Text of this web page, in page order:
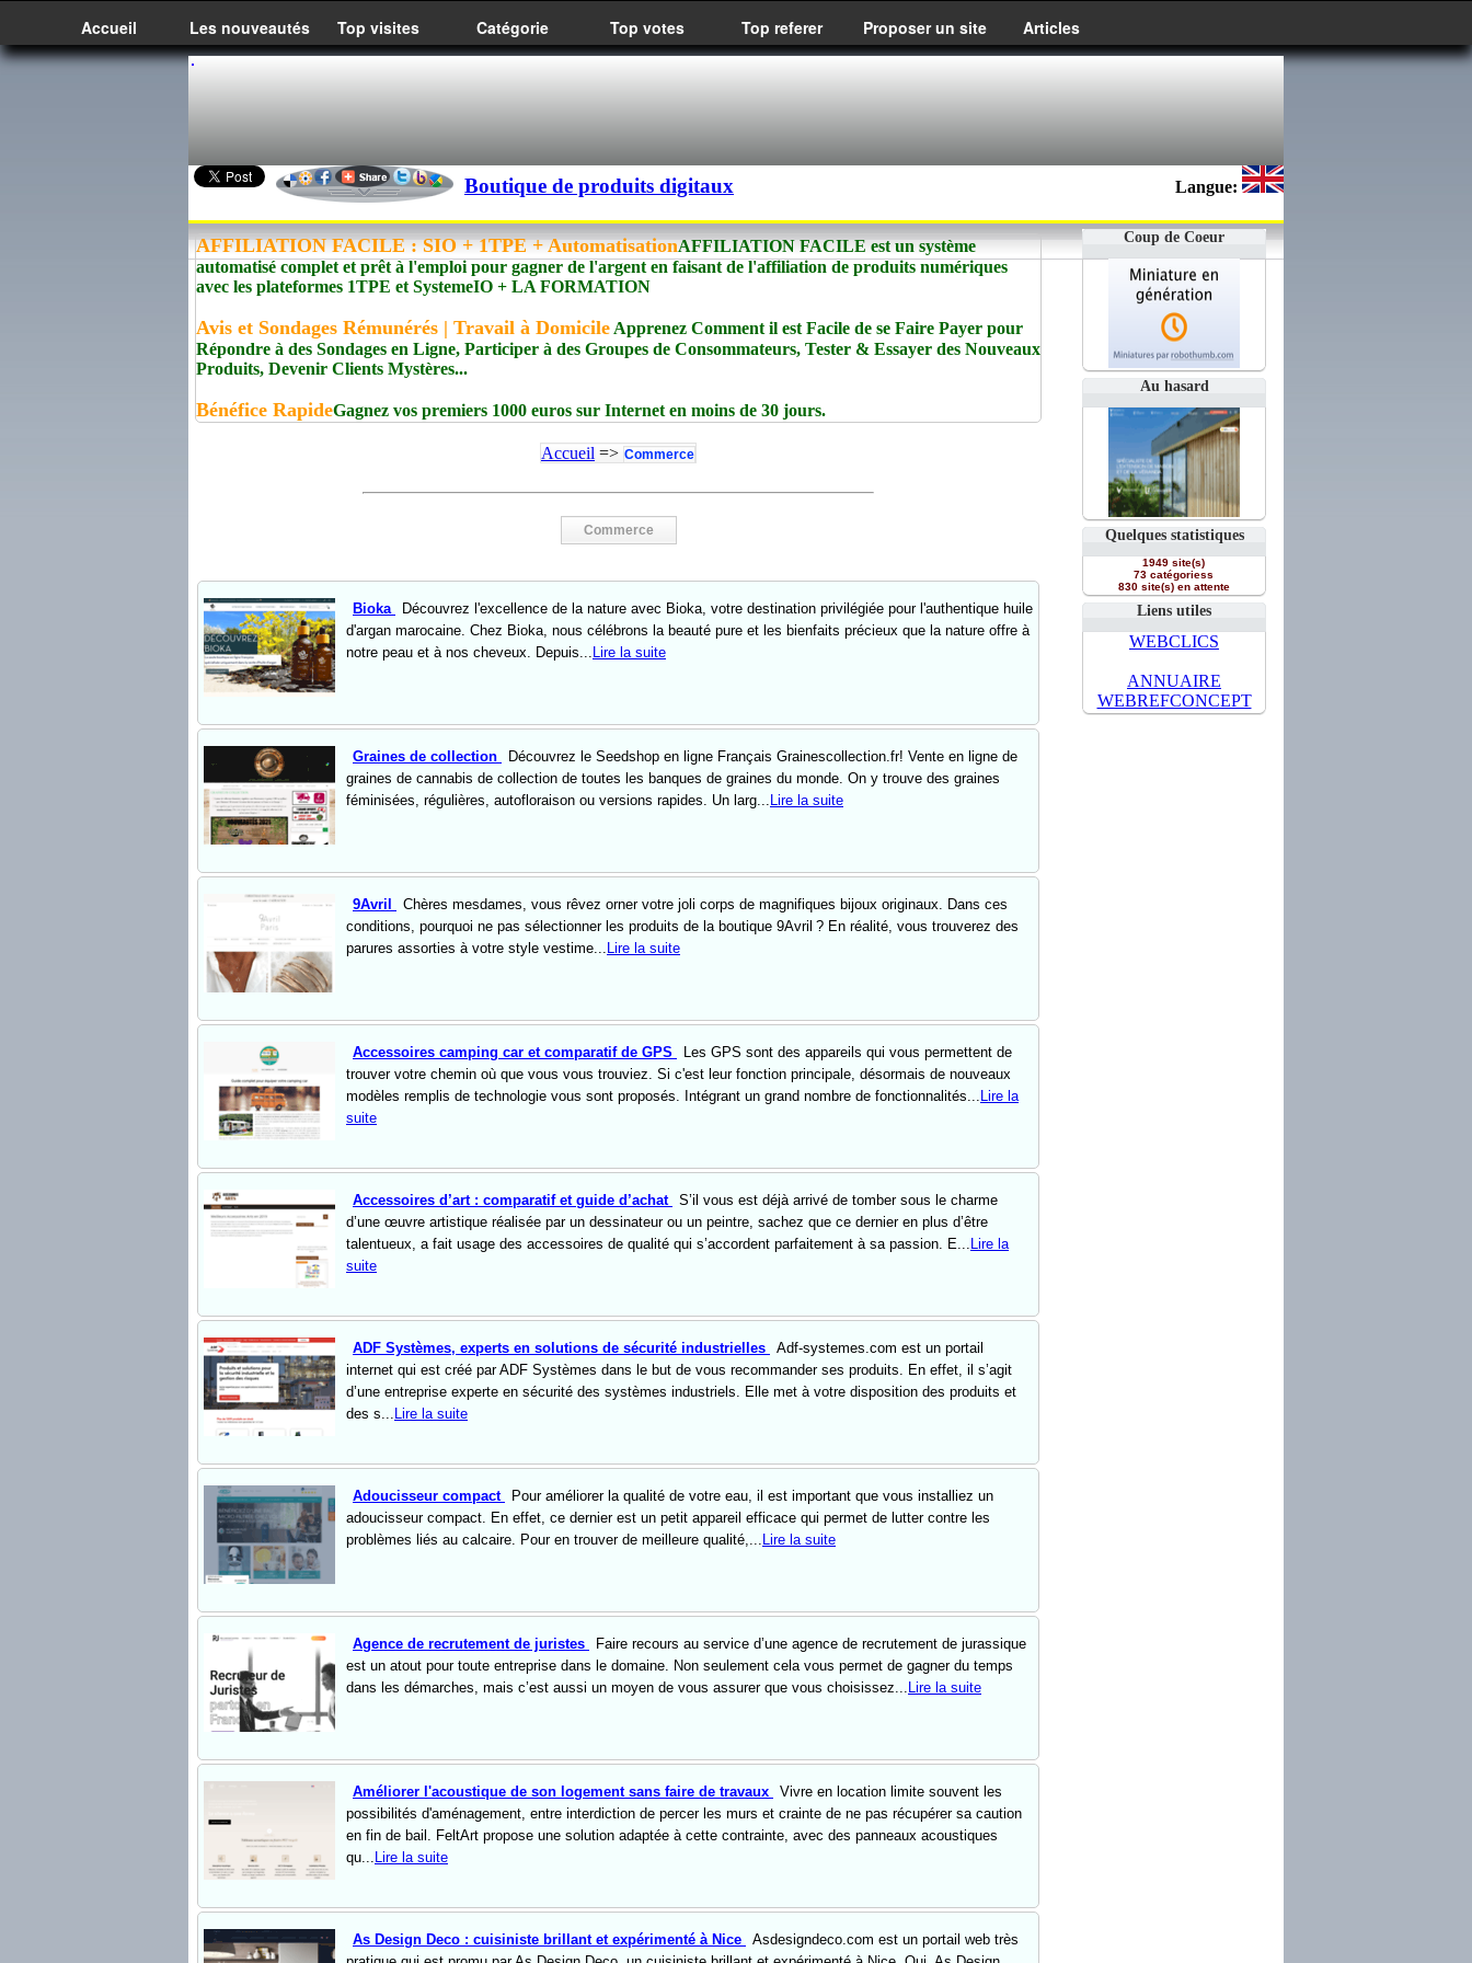
Accueil Les nouveautés Top visites Catégorie Top votes Top referer Proposer un site Articles
Boutique de produits digitaux Langue:
Coup de Coeur
Au hasard
Quelques statistiques
1949 site(s)
73 catégoriess
830 site(s) en attente
Liens utiles
WEBCLICS
ANNUAIRE
WEBREFCONCEPT
AFFILIATION FACILE : SIO + 1TPE + AutomatisationAFFILIATION FACILE est un système
automatisé complet et prêt à l'emploi pour gagner de l'argent en faisant de l'affiliation de produits numériques
avec les plateformes 1TPE et SystemeIO + LA FORMATION
Avis et Sondages Rémunérés | Travail à Domicile Apprenez Comment il est Facile de se Faire Payer pour
Répondre à des Sondages en Ligne, Participer à des Groupes de Consommateurs, Tester & Essayer des Nouveaux
Produits, Devenir Clients Mystères...
Bénéfice RapideGagnez vos premiers 1000 euros sur Internet en moins de 30 jours.
Accueil => Commerce
Commerce
Bioka
Découvrez l'excellence de la nature avec Bioka, votre destination privilégiée pour l'authentique huile
d'argan marocaine. Chez Bioka, nous célébrons la beauté pure et les bienfaits précieux que la nature offre à
notre peau et à nos cheveux. Depuis... Lire la suite
Graines de collection
Découvrez le Seedshop en ligne Français Grainescollection.fr! Vente en ligne de
graines de cannabis de collection de toutes les banques de graines du monde. On y trouve des graines
féminisées, régulières, autofloraison ou versions rapides. Un larg... Lire la suite
9Avril
Chères mesdames, vous rêvez orner votre joli corps de magnifiques bijoux originaux. Dans ces
conditions, pourquoi ne pas sélectionner les produits de la boutique 9Avril ? En réalité, vous trouverez des
parures assorties à votre style vestime... Lire la suite
Accessoires camping car et comparatif de GPS
Les GPS sont des appareils qui vous permettent de
trouver votre chemin où que vous vous trouviez. Si c'est leur fonction principale, désormais de nouveaux
modèles remplis de technologie vous sont proposés. Intégrant un grand nombre de fonctionnalités... Lire la
suite
Accessoires d’art : comparatif et guide d’achat S’il vous est déjà arrivé de tomber sous le charme
d’une œuvre artistique réalisée par un dessinateur ou un peintre, sachez que ce dernier en plus d’être
talentueux, a fait usage des accessoires de qualité qui s’accordent parfaitement à sa passion. E... Lire la
suite
ADF Systèmes, experts en solutions de sécurité industrielles
Adf-systemes.com est un portail
internet qui est créé par ADF Systèmes dans le but de vous recommander ses produits. En effet, il s’agit
d’une entreprise experte en sécurité des systèmes industriels. Elle met à votre disposition des produits et
des s... Lire la suite
Adoucisseur compact
Pour améliorer la qualité de votre eau, il est important que vous installiez un
adoucisseur compact. En effet, ce dernier est un petit appareil efficace qui permet de lutter contre les
problèmes liés au calcaire. Pour en trouver de meilleure qualité,... Lire la suite
Agence de recrutement de juristes
Faire recours au service d’une agence de recrutement de jurassique
est un atout pour toute entreprise dans le domaine. Non seulement cela vous permet de gagner du temps
dans les démarches, mais c’est aussi un moyen de vous assurer que vous choisissez... Lire la suite
Améliorer l'acoustique de son logement sans faire de travaux
Vivre en location limite souvent les
possibilités d'aménagement, entre interdiction de percer les murs et crainte de ne pas récupérer sa caution
en fin de bail. FeltArt propose une solution adaptée à cette contrainte, avec des panneaux acoustiques
qu... Lire la suite
As Design Deco : cuisiniste brillant et expérimenté à Nice
Asdesigndeco.com est un portail web très